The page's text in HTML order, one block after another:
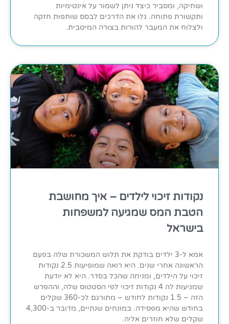
ושחיקה, ומסביר כיצד ניתן לשמור על אינטימיות
ותקשורת פתוחה. גלו את הדרכים לבסס שותפות חזקה
ולצלוח את המעבר להורות בצורה המיטבית.
נקודות זיכוי לילדים – איך מחושבת
הטבת המס שמגיעה למשפחות
בישראל
אמא ל-3 ילדים בודקת את תלוש המשכורת שלה בפעם
הראשונה אחרי שנים. היא רואה שמופיעות 2.5 נקודות
זיכוי על הילדים, ומניחה שהכל בסדר. היא לא יודעת
שמגיעות לה 4 נקודות זיכוי לפי הסטטוס שלה, וההפרש
הזה – 1.5 נקודות לחודש – מתורגם לכ-360 שקלים
בחודש שהיא מפסידה. במונחים שנתיים, מדובר ב-4,300
שקלים שלא חוזרים אליה.